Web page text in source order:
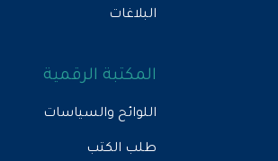
البلاغات
المكتبة الرقمية
اللوائح والسياسات
طلب الكتب